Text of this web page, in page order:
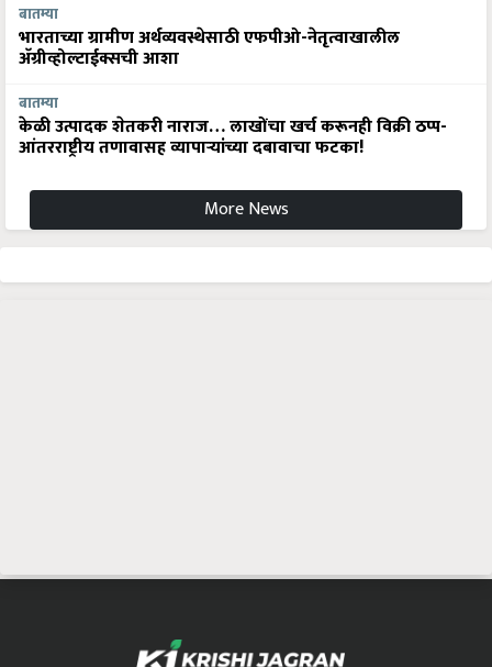
बातम्या
भारताच्या ग्रामीण अर्थव्यवस्थेसाठी एफपीओ-नेतृत्वाखालील
अ‍ॅग्रीव्होल्टाईक्सची आशा
बातम्या
केळी उत्पादक शेतकरी नाराज… लाखोंचा खर्च करूनही विक्री ठप्प-
आंतरराष्ट्रीय तणावासह व्यापाऱ्यांच्या दबावाचा फटका!
More News